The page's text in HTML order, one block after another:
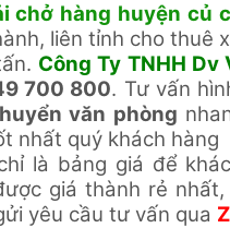
chở hàng huyện củ
liên tỉnh cho thuê
Công Ty TNHH Dv
700 800. Tư vấn
văn phòng
nhất quý khách
là bảng giá để
giá thành rẻ
yêu cầu tư vấn qua